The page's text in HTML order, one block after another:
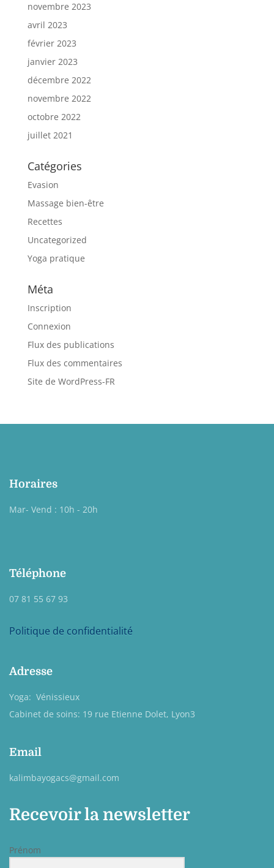
novembre 2023
avril 2023
février 2023
janvier 2023
décembre 2022
novembre 2022
octobre 2022
juillet 2021
Catégories
Evasion
Massage bien-être
Recettes
Uncategorized
Yoga pratique
Méta
Inscription
Connexion
Flux des publications
Flux des commentaires
Site de WordPress-FR
Horaires
Mar- Vend : 10h - 20h
Téléphone
07 81 55 67 93
Politique de confidentialité
Adresse
Yoga: Vénissieux
Cabinet de soins: 19 rue Etienne Dolet, Lyon3
Email
kalimbayogacs@gmail.com
Recevoir la newsletter
Prénom